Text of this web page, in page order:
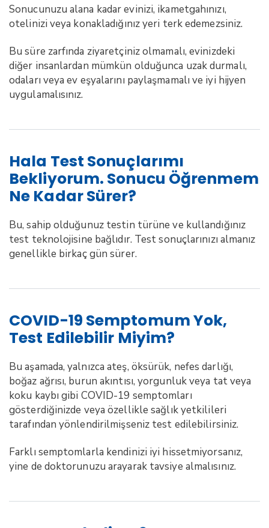
Sonucunuzu alana kadar evinizi, ikametgahınızı,
otelinizi veya konakladığınız yeri terk edemezsiniz.
Bu süre zarfında ziyaretçiniz olmamalı, evinizdeki
diğer insanlardan mümkün olduğunca uzak durmalı,
odaları veya ev eşyalarını paylaşmamalı ve iyi hijyen
uygulamalısınız.
Hala Test Sonuçlarımı
Bekliyorum. Sonucu Öğrenmem
Ne Kadar Sürer?
Bu, sahip olduğunuz testin türüne ve kullandığınız
test teknolojisine bağlıdır. Test sonuçlarınızı almanız
genellikle birkaç gün sürer.
COVID-19 Semptomum Yok,
Test Edilebilir Miyim?
Bu aşamada, yalnızca ateş, öksürük, nefes darlığı,
boğaz ağrısı, burun akıntısı, yorgunluk veya tat veya
koku kaybı gibi COVID-19 semptomları
gösterdiğinizde veya özellikle sağlık yetkilileri
tarafından yönlendirilmişseniz test edilebilirsiniz.
Farklı semptomlarla kendinizi iyi hissetmiyorsanız,
yine de doktorunuzu arayarak tavsiye almalısınız.